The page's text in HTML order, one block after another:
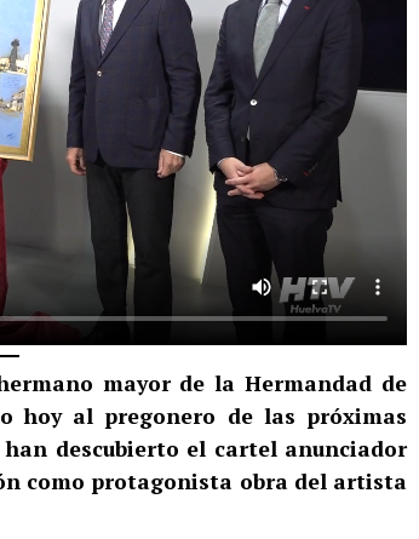
mayor de la Hermandad de
hoy al pregonero de las próximas
han descubierto el cartel anunciador
como protagonista obra del artista